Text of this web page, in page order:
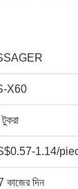
X60
1.14/
কাজের দিন